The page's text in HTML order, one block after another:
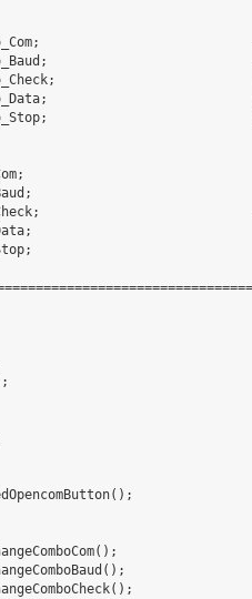
;
;
;
;
;
;
;
;
;
;
;
( ) ;
( ) ;
( ) ;
( ) ;